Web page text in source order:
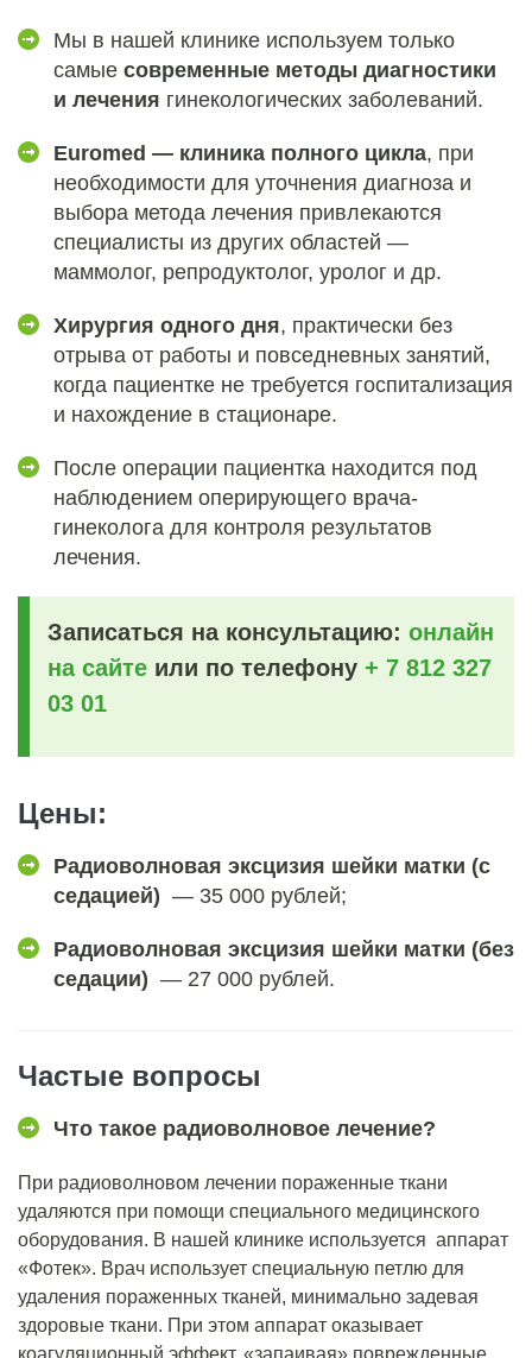
Мы в нашей клинике используем только
самые современные методы диагностики
и лечения гинекологических заболеваний.
Euromed — клиника полного цикла, при
необходимости для уточнения диагноза и
выбора метода лечения привлекаются
специалисты из других областей —
маммолог, репродуктолог, уролог и др.
Хирургия одного дня, практически без
отрыва от работы и повседневных занятий,
когда пациентке не требуется госпитализация
и нахождение в стационаре.
После операции пациентка находится под
наблюдением оперирующего врача-
гинеколога для контроля результатов
лечения.
Записаться на консультацию: онлайн
на сайте или по телефону + 7 812 327
03 01
Цены:
Радиоволновая эксцизия шейки матки (с
седацией) — 35 000 рублей;
Радиоволновая эксцизия шейки матки (без
седации) — 27 000 рублей.
Частые вопросы
Что такое радиоволновое лечение?
При радиоволновом лечении пораженные ткани
удаляются при помощи специального медицинского
оборудования. В нашей клинике используется аппарат
«Фотек». Врач использует специальную петлю для
удаления пораженных тканей, минимально задевая
здоровые ткани. При этом аппарат оказывает
коагуляционный эффект, «запаивая» поврежденные